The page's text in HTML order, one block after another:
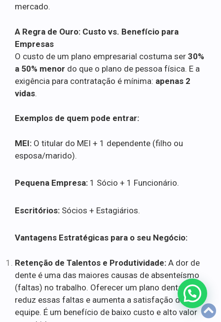
mercado.
A Regra de Ouro: Custo vs. Benefício para
Empresas
O custo de um plano empresarial costuma ser 30%
a 50% menor do que o plano de pessoa física. E a
exigência para contratação é mínima: apenas 2
vidas.
Exemplos de quem pode entrar:
MEI: O titular do MEI + 1 dependente (filho ou
esposa/marido).
Pequena Empresa: 1 Sócio + 1 Funcionário.
Escritórios: Sócios + Estagiários.
Vantagens Estratégicas para o seu Negócio:
Retenção de Talentos e Produtividade: A dor de
dente é uma das maiores causas de absenteísmo
(faltas) no trabalho. Oferecer um plano dental
reduz essas faltas e aumenta a satisfação da
equipe. É um benefício de baixo custo e alto valor